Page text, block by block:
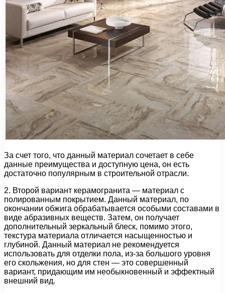
За счет того, что данный материал сочетает в себе
данные преимущества и доступную цена, он есть
достаточно популярным в строительной отрасли.
2. Второй вариант керамогранита — материал с
полированным покрытием. Данный материал, по
окончании обжига обрабатывается особыми составами в
виде абразивных веществ. Затем, он получает
дополнительный зеркальный блеск, помимо этого,
текстура материала отличается насыщенностью и
глубиной. Данный материал не рекомендуется
использовать для отделки пола, из-за большого уровня
его скольжения, но для стен — это совершенный
вариант, придающим им необыкновенный и эффектный
внешний вид.